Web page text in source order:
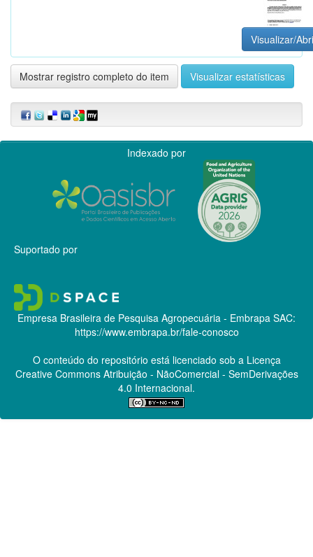
Visualizar/
Mostrar registro completo do item Visualizar estatísticas
Indexado por
Suportado por
Empresa Brasileira de Pesquisa Agropecuária - Embrapa SAC:
https://www.embrapa.br/fale-conosco
O conteúdo do repositório está licenciado sob a Licença
Creative CommonsAtribuição - NãoComercial - SemDerivações
4.0 Internacional.